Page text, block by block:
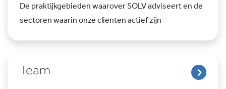
De praktijkgebieden waarover SOLV adviseert en de
sectoren waarin onze cliënten actief zijn
Team